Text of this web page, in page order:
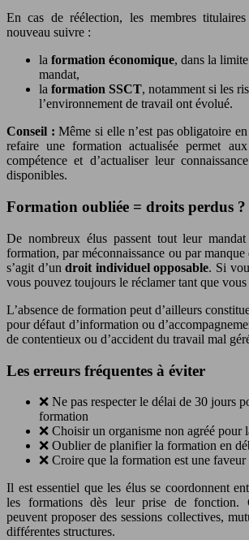
En cas de réélection, les membres
nouveau suivre :
la formation économique, dans la
mandat,
la formation SSCT, notamment si les
l’environnement de travail ont évolué.
Conseil : Même si elle n’est pas obligatoire
refaire une formation actualisée permet
compétence et d’actualiser leur
disponibles.
Formation oubliée = droits perdus ?
De nombreux élus passent tout leur
formation, par méconnaissance ou par
s’agit d’undroit individuel opposable. Si
vous pouvez toujours le réclamer tant que vous
L’absence de formation peut d’ailleurs
pour défaut d’information ou
de contentieux ou d’accident du travail mal
Les erreurs fréquentes à éviter
❌ Ne pas respecter le délai de 30 jours
formation
❌ Choisir un organisme non agréé pour
❌ Oublier de planifier la formation en
❌ Croire que la formation est une faveur
Il est essentiel que les élus se coordonnent
les formations dès leur prise de fonction.
peuvent proposer des sessions collectives,
différentes structures.